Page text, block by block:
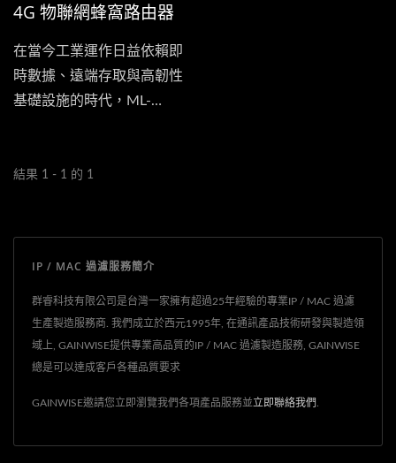
4G 物聯網蜂窩路由器
在當今工業運作日益依賴即
時數據、遠端存取與高韌性
基礎設施的時代，ML-
結果 1 - 1 的 1
IP / MAC 過濾服務簡介
群睿科技有限公司是台灣一家擁有超過25年經驗的專業IP / MAC 過濾
生產製造服務商. 我們成立於西元1995年, 在通訊產品技術研發與製造領
域上, GAINWISE提供專業高品質的IP / MAC 過濾製造服務, GAINWISE
總是可以達成客戶各種品質要求
GAINWISE邀請您立即瀏覽我們各項產品服務並立即聯絡我們